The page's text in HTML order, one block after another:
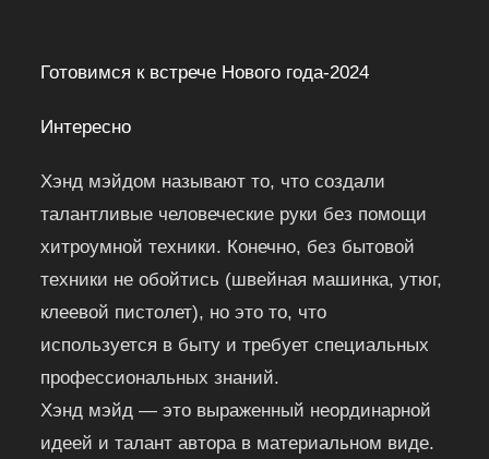
Готовимся к встрече Нового года-2024
Интересно
Хэнд мэйдом называют то, что создали
талантливые человеческие руки без помощи
хитроумной техники. Конечно, без бытовой
техники не обойтись (швейная машинка, утюг,
клеевой пистолет), но это то, что
используется в быту и требует специальных
профессиональных знаний.
Хэнд мэйд — это выраженный неординарной
идеей и талант автора в материальном виде.